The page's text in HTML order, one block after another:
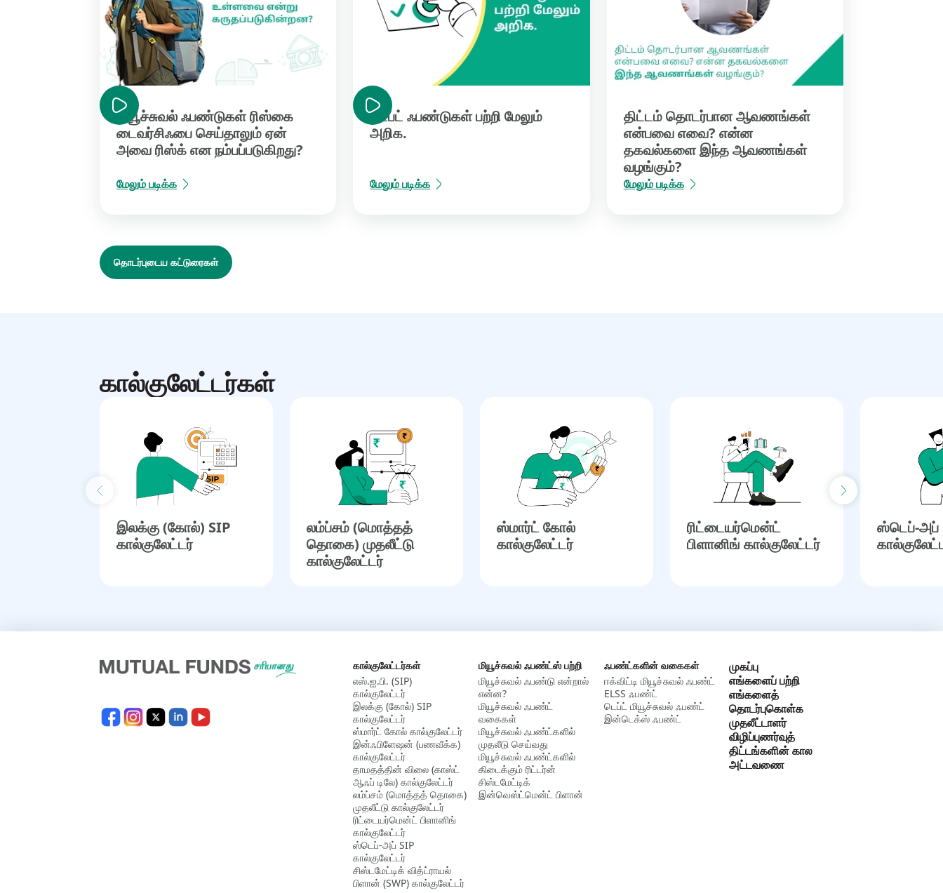
மியூச்சுவல் ஃபண்டுகள் ரிஸ்கை
டைவர்சிஃபை செய்தாலும் ஏன்
அவை ரிஸ்க் என நம்பப்படுகிறது?
மேலும் படிக்க
டெப்ட் ஃபண்டுகள் பற்றி மேலும்
அறிக.
மேலும் படிக்க
திட்டம் தொடர்பான ஆவணங்கள்
என்பவை எவை? என்ன
தகவல்களை இந்த ஆவணங்கள்
வழங்கும்?
மேலும் படிக்க
தொடர்புடைய கட்டுரைகள்
கால்குலேட்டர்கள்
இலக்கு (கோல்) SIP
கால்குலேட்டர்
லம்ப்சம் (மொத்தத்
தொகை) முதலீட்டு
கால்குலேட்டர்
ஸ்மார்ட் கோல்
கால்குலேட்டர்
ரிட்டையர்மென்ட்
பிளானிங் கால்குலேட்டர்
ஸ்டெப்-அப்
Previous slide Next slide
கால்குலேட்டர்கள்
எஸ்.ஐ.பி. (SIP)
கால்குலேட்டர்
இலக்கு (கோல்) SIP
கால்குலேட்டர்
ஸ்மார்ட் கோல் கால்குலேட்டர்
இன்ஃபிளேஷன் (பணவீக்க)
கால்குலேட்டர்
தாமதத்தின் விலை (காஸ்ட்
ஆஃப் டிலே) கால்குலேட்டர்
லம்ப்சம் (மொத்தத் தொகை)
முதலீட்டு கால்குலேட்டர்
ரிட்டையர்மென்ட் பிளானிங்
கால்குலேட்டர்
ஸ்டெப்-அப் SIP
கால்குலேட்டர்
சிஸ்டமேட்டிக் வித்ட்ராயல்
பிளான் (SWP) கால்குலேட்டர்
மியூச்சுவல் ஃபண்ட்ஸ் பற்றி
மியூச்சுவல் ஃபண்டு என்றால்
என்ன?
மியூச்சுவல் ஃபண்ட்
வகைகள்
மியூச்சுவல் ஃபண்ட்களில்
முதலீடு செய்வது
மியூச்சுவல் ஃபண்ட்களில்
கிடைக்கும் ரிட்டர்ன்
சிஸ்டமேட்டிக்
இன்வெஸ்ட்மென்ட் பிளான்
ஃபண்ட்களின் வகைகள்
ஈக்விட்டி மியூச்சுவல் ஃபண்ட்
ELSS ஃபண்ட்
டெப்ட் மியூச்சுவல் ஃபண்ட்
இன்டெக்ஸ் ஃபண்ட்
முகப்பு
எங்களைப் பற்றி
எங்களைத்
தொடர்புகொள்க
முதலீட்டாளர்
விழிப்புணர்வுத்
திட்டங்களின் கால
அட்டவணை